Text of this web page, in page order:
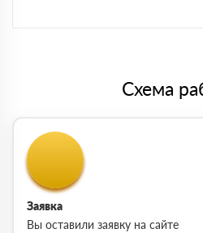
Схема
Заявка
Вы оставили заявку на сайте